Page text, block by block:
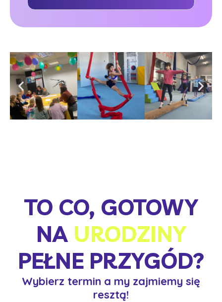
TO CO, GOTOWY
NA URODZINY
PEŁNE PRZYGÓD?
Wybierz termin a my zajmiemy się
resztą!